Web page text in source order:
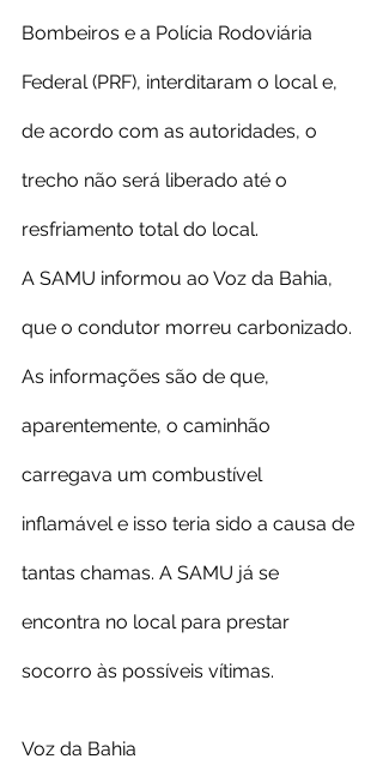
Bombeiros e a Polícia Rodoviária
Federal (PRF), interditaram o local e,
de acordo com as autoridades, o
trecho não será liberado até o
resfriamento total do local.
A SAMU informou ao Voz da Bahia,
que o condutor morreu carbonizado.
As informações são de que,
aparentemente, o caminhão
carregava um combustível
inflamável e isso teria sido a causa de
tantas chamas. A SAMU já se
encontra no local para prestar
socorro às possíveis vítimas.
Voz da Bahia